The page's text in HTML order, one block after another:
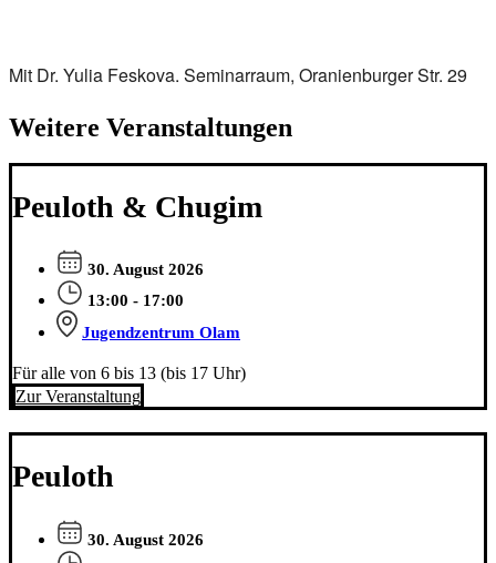
Mit Dr. Yulia Feskova. Seminarraum, Oranienburger Str. 29
Weitere Veranstaltungen
Peuloth & Chugim
30. August 2026
13:00 - 17:00
Jugendzentrum Olam
Für alle von 6 bis 13 (bis 17 Uhr)
Zur Veranstaltung
Peuloth
30. August 2026